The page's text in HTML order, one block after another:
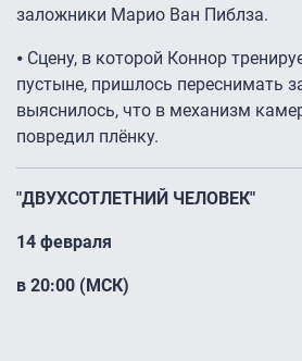
заложники Марио Ван Пиблза.
⦁ Сцену, в которой Коннор
пустыне, пришлось переснимать
выяснилось, что в механизм
повредил плёнку.
"ДВУХСОТЛЕТНИЙ ЧЕЛОВЕК"
14 февраля
в 20:00 (МСК)